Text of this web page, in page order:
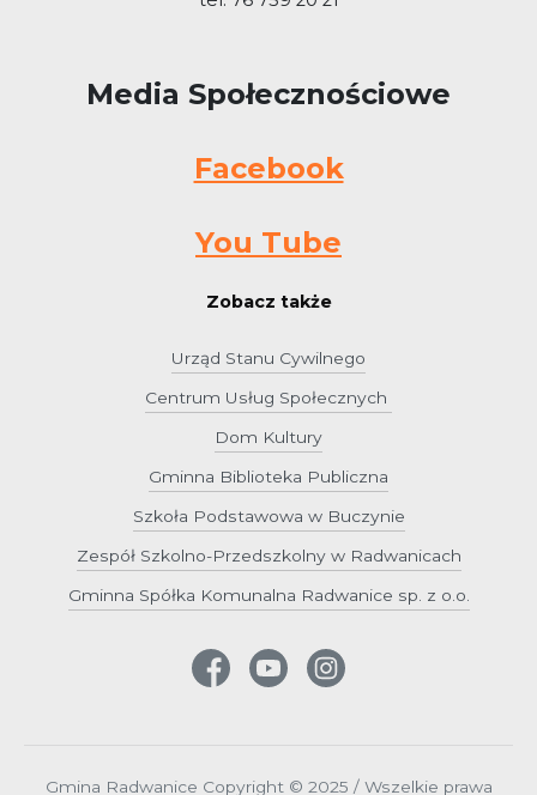
Media Społecznościowe
Facebook
You Tube
Zobacz także
Urząd Stanu Cywilnego
Centrum Usług Społecznych
Dom Kultury
Gminna Biblioteka Publiczna
Szkoła Podstawowa w Buczynie
Zespół Szkolno-Przedszkolny w Radwanicach
Gminna Spółka Komunalna Radwanice sp. z o.o.
Gmina Radwanice Copyright © 2025 / Wszelkie prawa